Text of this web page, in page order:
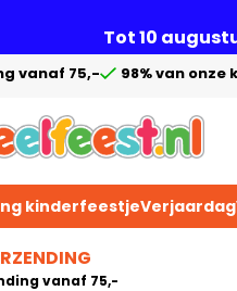
Tot 10
vanaf 75,- 98% van
kinderfeestjeVerjaardag
vanaf 75,-